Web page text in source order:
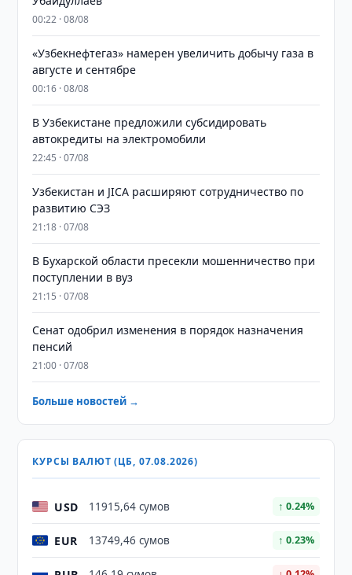
00:22 · 08/08
«Узбекнефтегаз» намерен увеличить добычу газа в
августе и сентябре
00:16 · 08/08
В Узбекистане предложили субсидировать
автокредиты на электромобили
22:45 · 07/08
Узбекистан и JICA расширяют сотрудничество по
развитию СЭЗ
21:18 · 07/08
В Бухарской области пресекли мошенничество при
поступлении в вуз
21:15 · 07/08
Сенат одобрил изменения в порядок назначения
пенсий
21:00 · 07/08
Больше новостей →
КУРСЫ ВАЛЮТ (ЦБ, 07.08.2026)
USD 11915,64 сумов ↑ 0.24%
EUR 13749,46 сумов ↑ 0.23%